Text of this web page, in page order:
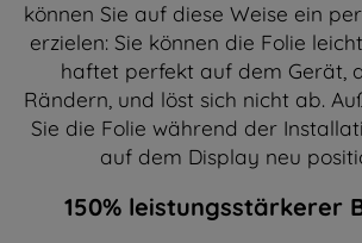
können Sie auf diese Weise ein
erzielen: Sie können die Folie
haftet perfekt auf dem Gerät,
Rändern, und löst sich nicht ab.
Sie die Folie während der
auf dem Display neu
150% leistungsstärkerer